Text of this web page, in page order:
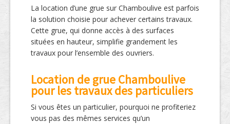
La location d’une grue sur Chamboulive est parfois
la solution choisie pour achever certains travaux.
Cette grue, qui donne accès à des surfaces
situées en hauteur, simplifie grandement les
travaux pour l’ensemble des ouvriers.
Location de grue Chamboulive
pour les travaux des particuliers
Si vous êtes un particulier, pourquoi ne profiteriez
vous pas des mêmes services qu’un